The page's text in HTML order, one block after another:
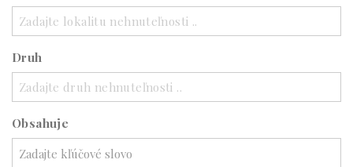
Zadajte lokalitu nehnuteľnosti ..
Druh
Zadajte druh nehnuteľnosti ..
Obsahuje